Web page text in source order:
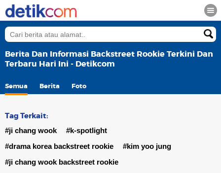
Berita Dan Informasi Backstreet Rookie Terkini Dan
Terbaru Hari Ini - Detikcom
Semua Berita Foto
Tag Terkait:
#ji chang wook
#k-spotlight
#drama korea backstreet rookie
#kim yoo jung
#ji chang wook backstreet rookie